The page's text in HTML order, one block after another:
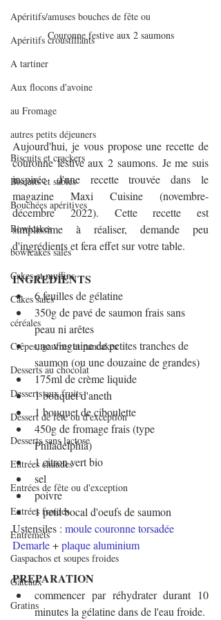
Apéritifs/amuses bouches de fête ou
Apéritifs croustillants
A tartiner
Aux flocons d'avoine
au Fromage
autres petits déjeuners
Biscuits et crackers
Biscuits et sablés
Bouchées apéritives
Bowlcakes
bowlcakes salés
Cakes et muffins
Cakes salés
céréales
Crêpes, gaufres et pancakes
Desserts au chocolat
Desserts aux fruits
Dessert de fête ou d'exception
Desserts sans lactose
Entrées chaudes
Entrées de fête ou d'exception
Entrées froides
Entremets
Gaspachos et soupes froides
Gâteaux
Gratins
Couronne festive aux 2 saumons
Aujourd'hui, je vous propose une recette de
couronne festive aux 2 saumons. Je me suis
inspirée d'une recette trouvée dans le
magazine Maxi Cuisine (novembre-
décembre 2022). Cette recette est
simplissime à réaliser, demande peu
d'ingrédients et fera effet sur votre table.
INGREDIENTS
6 feuilles de gélatine
350g de pavé de saumon frais sans
peau ni arêtes
une vingtaine de petites tranches de
saumon (ou une douzaine de grandes)
175ml de crème liquide
1 bouquet d'aneth
1 bouquet de ciboulette
450g de fromage frais (type
Philadelphia)
1 citron vert bio
sel
poivre
1 petit bocal d'oeufs de saumon
Ustensiles : moule couronne torsadée
Demarle + plaque aluminium
PREPARATION
commencer par réhydrater durant 10
minutes la gélatine dans de l'eau froide.